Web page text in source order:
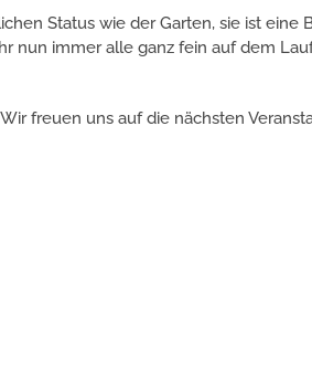
Status wie der Garten, sie ist eine
nun immer alle ganz fein auf dem
freuen uns auf die nächsten